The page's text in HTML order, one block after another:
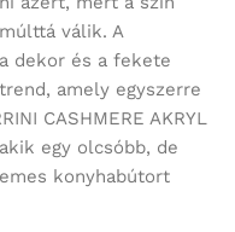
válik. A
dekor és a fekete
amely egyszerre
CASHMERE AKRYL
egy olcsóbb, de
konyhabútort